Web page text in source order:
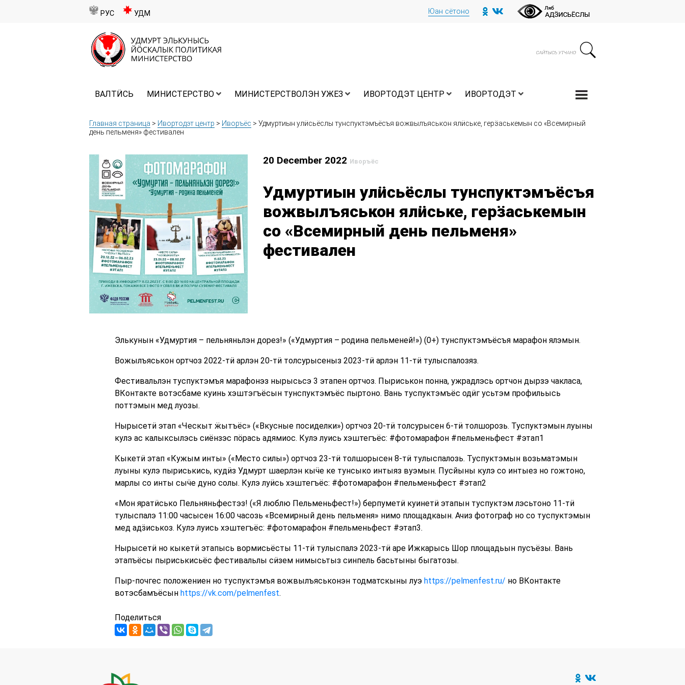
РУС УДМ Юан сётоно
ВАЛТӤСЬ МИНИСТЕРСТВО МИНИСТЕРСТВОЛЭН УЖЕЗ ИВОРТОДЭТ ЦЕНТР ИВОРТОДЭТ
Главная страница > Ивортодэт центр > Иворъёс > Удмуртиын улӥсьёслы тунспуктэмъёсъя вожвылъяськон ялӥське, герӟаськемын со «Всемирный
день пельменя» фестивален
20 December 2022 Иворъёс
Удмуртиын улӥсьёслы тунспуктэмъёсъя
вожвылъяськон ялӥське, герӟаськемын
со «Всемирный день пельменя»
фестивален
Элькунын «Удмуртия – пельняньлэн дорез!» («Удмуртия – родина пельменей!») (0+) тунспуктэмъёсъя марафон ялэмын.
Вожылъяськон ортчоз 2022-тӥ арлэн 20-тӥ толсурысеныз 2023-тӥ арлэн 11-тӥ тулыспалозяз.
Фестивальлэн туспуктэмъя марафонэз нырысьсэ 3 этапен ортчоз. Пыриськон понна, ужрадлэсь ортчон дырзэ чакласа,
ВКонтакте вотэсбаме куинь хэштэгъёсын тунспуктэмъёс пыртоно. Вань туспуктэмъёс одӥг усьтэм профильысь
поттэмын мед луозы.
Нырысетӥ этап «Ческыт ӝытъёс» («Вкусные посиделки») ортчоз 20-тӥ толсурысен 6-тӥ толшорозь. Туспуктэмын луыны
кулэ ас калыксылэсь сиёнзэс пӧрась адямиос. Кулэ луись хэштегъёс: #фотомарафон #пельменьфест #этап1
Кыкетӥ этап «Кужым инты» («Место силы») ортчоз 23-тӥ толшорысен 8-тӥ тулыспалозь. Туспуктэмын возьматэмын
луыны кулэ пыриськись, кудӥз Удмурт шаерлэн кыӵе ке тунсыко интыяз вуэмын. Пусйыны кулэ со интыез но гожтоно,
марлы со инты сыӵе дуно солы. Кулэ луӥсь хэштегъёс: #фотомарафон #пельменьфест #этап2
«Мон яратӥсько Пельняньфестэз! («Я люблю Пельменьфест!») берпуметӥ куинетӥ этапын туспуктэм лэсьтоно 11-тӥ
тулыспалэ 11:00 часысен 16:00 часозь «Всемирный день пельменя» нимо площадкаын. Ачиз фотограф но со туспуктэмын
мед адӟиськоз. Кулэ луись хэштегъёс: #фотомарафон #пельменьфест #этап3.
Нырысетӥ но кыкетӥ этапысь вормисьёсты 11-тӥ тулыспалэ 2023-тӥ аре Ижкарысь Шор площадьын пусъёзы. Вань
этапъёсы пыриськисьёс фестивальлы сӥзем нимысьтыз синпель басьтыны быгатозы.
Пыр-почгес положениен но туспуктэмъя вожвылъяськонэн тодматскыны луэ https://pelmenfest.ru/ но ВКонтакте
вотэсбамъёсын https://vk.com/pelmenfest.
Поделиться